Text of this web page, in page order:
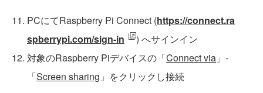
PCにてRaspberry Pi Connect (https://connect.ra
spberrypi.com/sign-in
) へサインイン
対象のRaspberry Piデバイスの「Connect via 」-
「Screen sharing 」をクリックし接続